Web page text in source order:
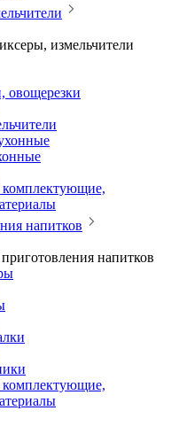
измельчители
овощерезки
комплектующие,
напитков
напитков
комплектующие,